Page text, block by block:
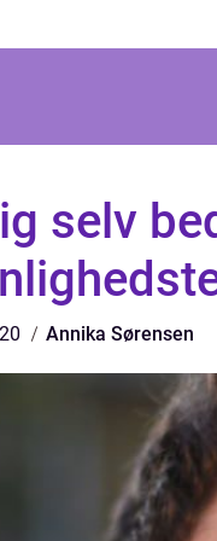
selv
Annika Sørensen